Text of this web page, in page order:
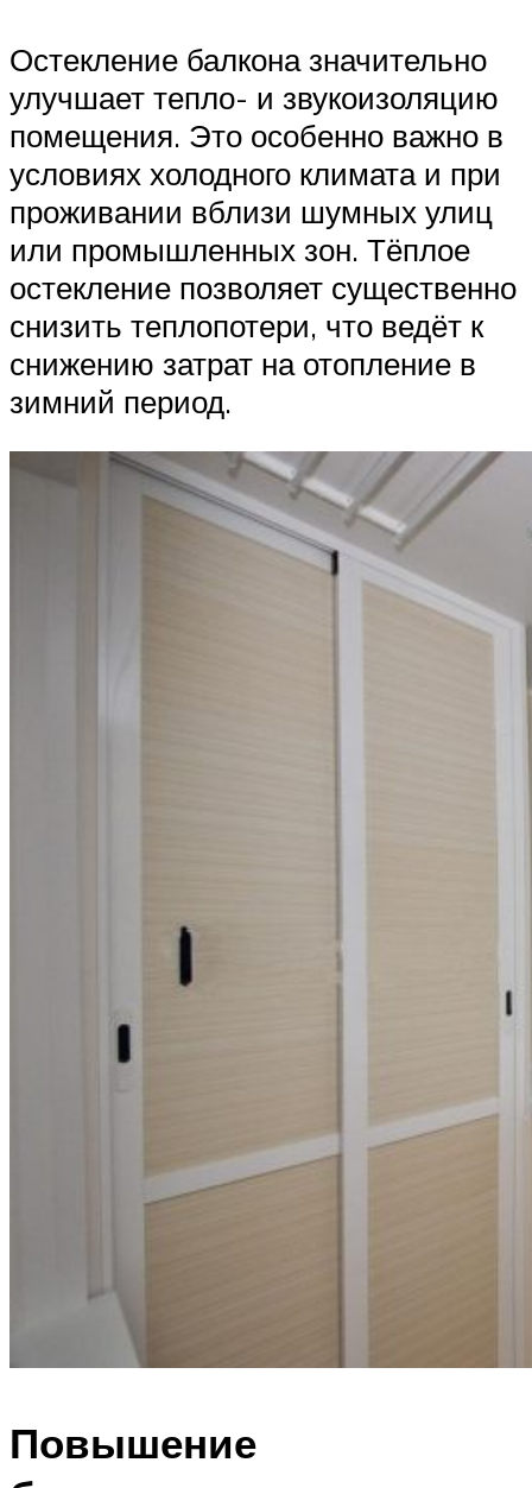
Остекление балкона значительно
улучшает тепло- и звукоизоляцию
помещения. Это особенно важно в
условиях холодного климата и при
проживании вблизи шумных улиц
или промышленных зон. Тёплое
остекление позволяет существенно
снизить теплопотери, что ведёт к
снижению затрат на отопление в
зимний период.
Повышение